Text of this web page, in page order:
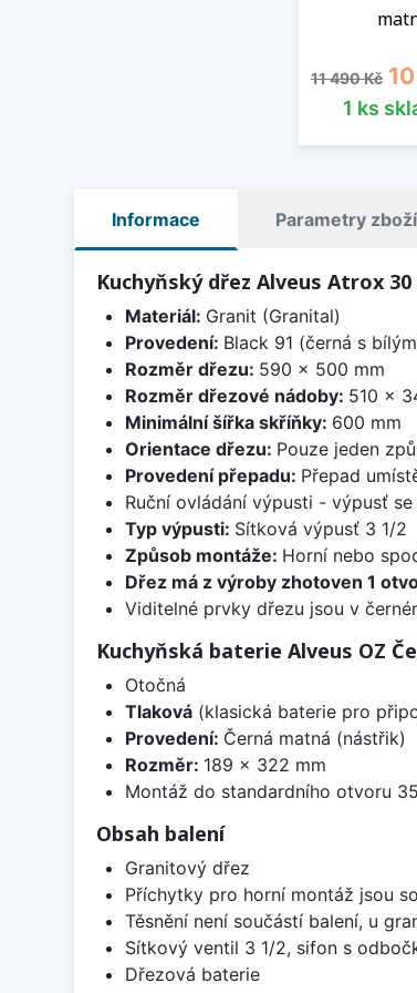
Běžná cena
11 490 Kč
1 ks
Informace Parametry zboží
Kuchyňský dřez Alveus Atrox
Materiál: Granit (Granital)
Provedení: Black 91 (černá s
Rozměr dřezu: 590 x 500 mm
Rozměr dřezové nádoby: 510 x
Minimální šířka skříňky: 600 mm
Orientace dřezu: Pouze jeden
Provedení přepadu: Přepad
Ruční ovládání výpusti - výpusť
Typ výpusti: Sítková výpusť 3 1/2
Způsob montáže: Horní nebo
Dřez má z výroby zhotoven 1
Viditelné prvky dřezu jsou v
Kuchyňská baterie Alveus OZ
Otočná
Tlaková(klasická baterie pro
Provedení: Černá matná (nástřik)
Rozměr: 189 x 322 mm
Montáž do standardního otvoru
Obsah balení
Granitový dřez
Příchytky pro horní montáž jsou
Těsnění není součástí balení, u
Sítkový ventil 3 1/2, sifon s
Dřezová baterie